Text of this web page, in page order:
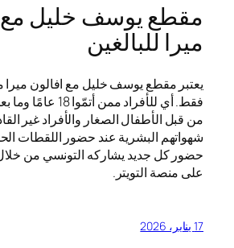
مقطع يوسف خليل مع
ميرا للبالغين
يعتبر مقطع يوسف خليل مع افالون ميرا
فقط. أي للأفراد ممن
من قبل الأطفال الصغار والأفراد غير
شهواتهم البشرية عند حضور اللقطات
حضور كل جديد يشاركه التونسي من
على منصة التويتر.
17 يناير، 2026